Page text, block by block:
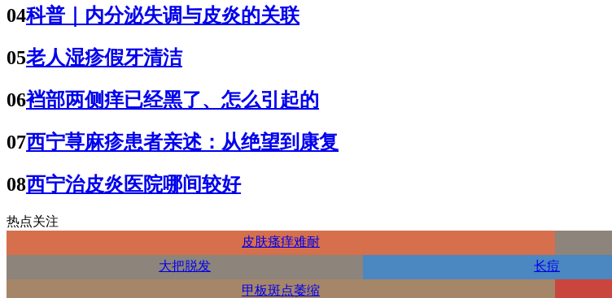
04科普｜内分泌失调与皮炎的关联
05老人湿疹假牙清洁
06裆部两侧痒已经黑了、怎么引起的
07西宁荨麻疹患者亲述：从绝望到康复
08西宁治皮炎医院哪间较好
热点关注
皮肤瘙痒难耐
大把脱发
长痘
甲板斑点萎缩